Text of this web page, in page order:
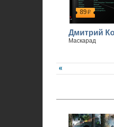
89р
Дмитрий
Маскарад